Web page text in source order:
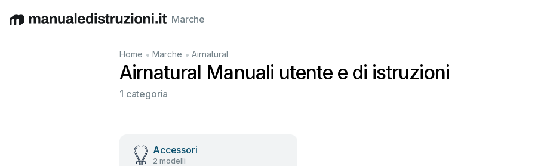
EnglishDeutschEspañol Italiano Français
Marche
Home • Marche • Airnatural
Airnatural Manuali utente e di istruzioni
1 categoria
Accessori
2 modelli